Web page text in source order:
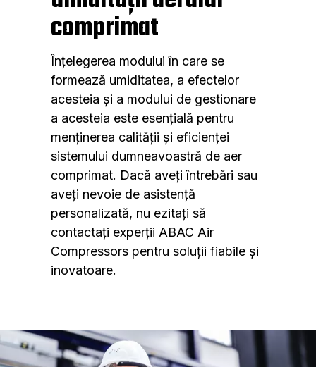
comprimat
Înțelegerea modului în care se
formează umiditatea, a efectelor
acesteia și a modului de gestionare
a acesteia este esențială pentru
menținerea calității și eficienței
sistemului dumneavoastră de aer
comprimat. Dacă aveți întrebări sau
aveți nevoie de asistență
personalizată, nu ezitați să
contactați experții ABAC Air
Compressors pentru soluții fiabile și
inovatoare.